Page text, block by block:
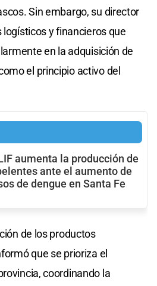
Sin embargo, su director
y financieros que
en la adquisición de
el principio activo del
aumenta la producción de
ante el aumento de
de dengue en Santa Fe
de los productos
que se prioriza el
coordinando la